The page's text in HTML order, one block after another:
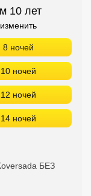
10 лет
8 ночей
10 ночей
12 ночей
14 ночей
БЕЗ